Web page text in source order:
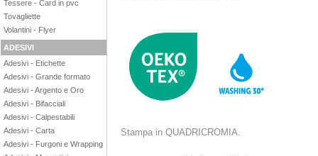
Tessere - Card in pvc
Tovagliette
Volantini - Flyer
ADESIVI
Adesivi - Etichette
Adesivi - Grande formato
Adesivi - Argento e Oro
Adesivi - Bifacciali
Adesivi - Calpestabili
Adesivi - Carta
Adesivi - Furgoni e Wrapping
Stampa in QUADRICROMIA.